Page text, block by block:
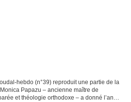
hebdo (n°39) reproduit une partie de la
Papazu – ancienne maître de
et théologie orthodoxe – a donné l’an